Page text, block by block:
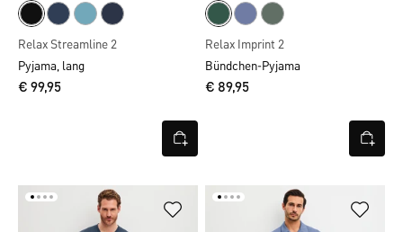
Relax Streamline 2
Pyjama, lang
€ 99,95
Relax Imprint 2
Bündchen-Pyjama
€ 89,95